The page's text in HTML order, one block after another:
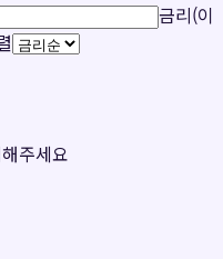
금리(이
주세요